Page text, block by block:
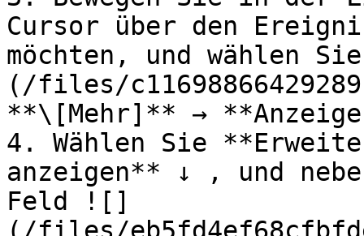
Cursor über den
möchten, und wählen
(/files/
**\[Mehr]** →
4. Wählen Sie
anzeigen** ↓ , und
Feld ![]